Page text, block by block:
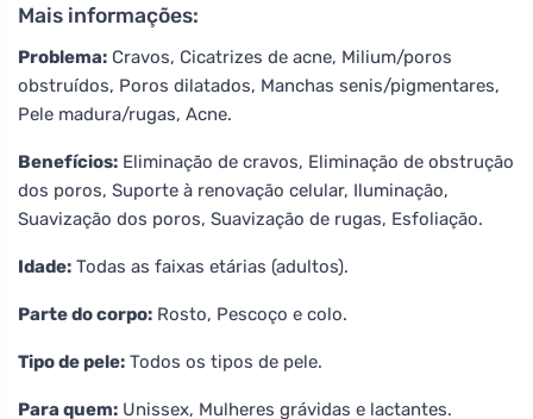
Mais informações:
Problema: Cravos, Cicatrizes de acne, Milium/poros
obstruídos, Poros dilatados, Manchas senis/pigmentares,
Pele madura/rugas, Acne.
Benefícios: Eliminação de cravos, Eliminação de obstrução
dos poros, Suporte à renovação celular, Iluminação,
Suavização dos poros, Suavização de rugas, Esfoliação.
Idade: Todas as faixas etárias (adultos).
Parte do corpo: Rosto, Pescoço e colo.
Tipo de pele: Todos os tipos de pele.
Para quem: Unissex, Mulheres grávidas e lactantes.